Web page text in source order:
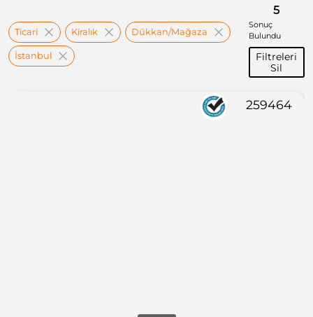
Ticari Kiralık Dükkan/Mağaza
İstanbul
5
Sonuç
Bulundu
Filtreleri
Sil
259464